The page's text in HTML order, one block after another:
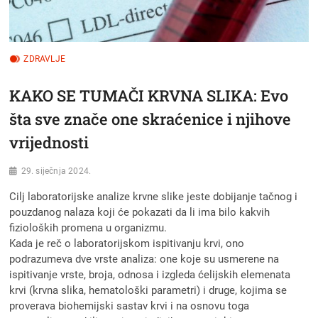
ZDRAVLJE
KAKO SE TUMAČI KRVNA SLIKA: Evo
šta sve znače one skraćenice i njihove
vrijednosti
29. siječnja 2024.
Cilj laboratorijske analize krvne slike jeste dobijanje tačnog i
pouzdanog nalaza koji će pokazati da li ima bilo kakvih
fizioloških promena u organizmu.
Kada je reč o laboratorijskom ispitivanju krvi, ono
podrazumeva dve vrste analiza: one koje su usmerene na
ispitivanje vrste, broja, odnosa i izgleda ćelijskih elemenata
krvi (krvna slika, hematološki parametri) i druge, kojima se
proverava biohemijski sastav krvi i na osnovu toga